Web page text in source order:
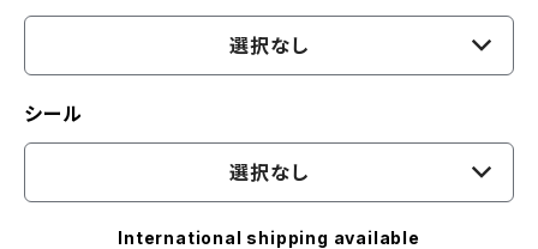
選択なし
シール
選択なし
International shipping available